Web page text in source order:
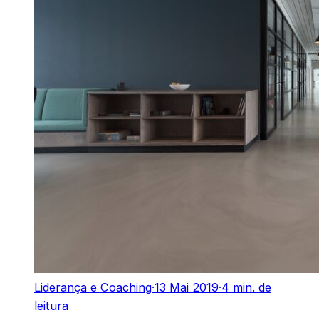
Liderança e Coaching·13 Mai 2019·4 min. de
leitura